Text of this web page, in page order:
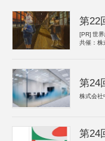
第22
[PR] 世
共催：株
第24
株式会社
第24